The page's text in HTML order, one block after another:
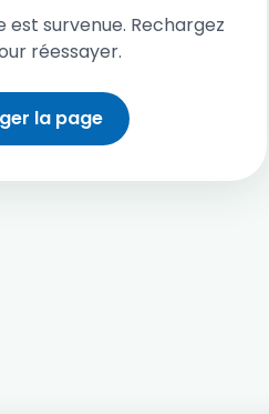
survenue. Rechargez
réessayer.
la page